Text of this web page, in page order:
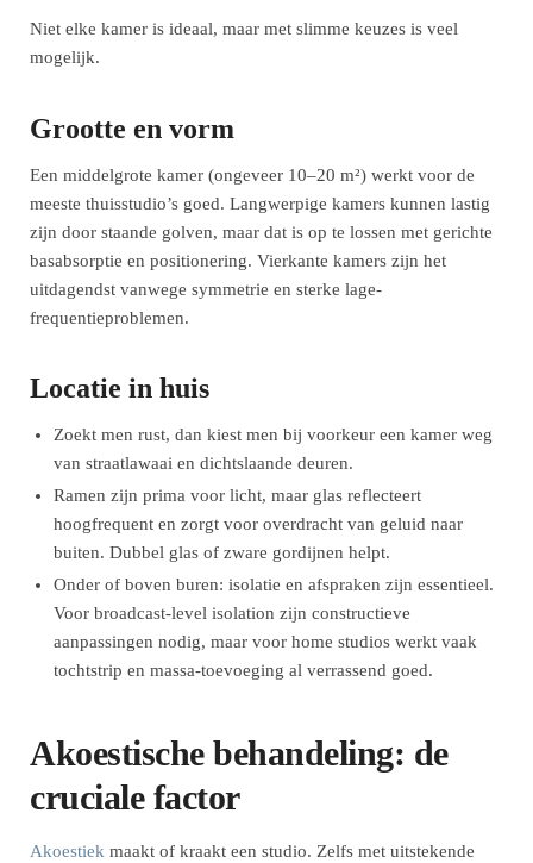
Niet elke kamer is ideaal, maar met slimme keuzes is veel
mogelijk.
Grootte en vorm
Een middelgrote kamer (ongeveer 10–20 m²) werkt voor de
meeste thuisstudio’s goed. Langwerpige kamers kunnen lastig
zijn door staande golven, maar dat is op te lossen met gerichte
basabsorptie en positionering. Vierkante kamers zijn het
uitdagendst vanwege symmetrie en sterke lage-
frequentieproblemen.
Locatie in huis
Zoekt men rust, dan kiest men bij voorkeur een kamer weg
van straatlawaai en dichtslaande deuren.
Ramen zijn prima voor licht, maar glas reflecteert
hoogfrequent en zorgt voor overdracht van geluid naar
buiten. Dubbel glas of zware gordijnen helpt.
Onder of boven buren: isolatie en afspraken zijn essentieel.
Voor broadcast-level isolation zijn constructieve
aanpassingen nodig, maar voor home studios werkt vaak
tochtstrip en massa-toevoeging al verrassend goed.
Akoestische behandeling: de
cruciale factor
Akoestiek maakt of kraakt een studio. Zelfs met uitstekende